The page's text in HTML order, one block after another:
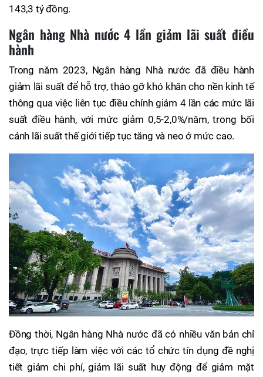
143,3 tỷ đồng.
Ngân hàng Nhà nước 4 lần giảm lãi suất điều
hành
Trong năm 2023, Ngân hàng Nhà nước đã điều hành
giảm lãi suất để hỗ trợ, tháo gỡ khó khăn cho nền kinh tế
thông qua việc liên tục điều chỉnh giảm 4 lần các mức lãi
suất điều hành, với mức giảm 0,5-2,0%/năm, trong bối
cảnh lãi suất thế giới tiếp tục tăng và neo ở mức cao.
Đồng thời, Ngân hàng Nhà nước đã có nhiều văn bản chỉ
đạo, trực tiếp làm việc với các tổ chức tín dụng đề nghị
tiết giảm chi phí, giảm lãi suất huy động để giảm mặt